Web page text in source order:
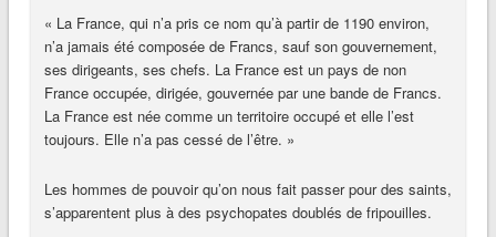
« La France, qui n’a pris ce nom qu’à partir de 1190 environ,
n’a jamais été composée de Francs, sauf son gouvernement,
ses dirigeants, ses chefs. La France est un pays de non
France occupée, dirigée, gouvernée par une bande de Francs.
La France est née comme un territoire occupé et elle l’est
toujours. Elle n’a pas cessé de l’être. »
Les hommes de pouvoir qu’on nous fait passer pour des saints,
s’apparentent plus à des psychopates doublés de fripouilles.